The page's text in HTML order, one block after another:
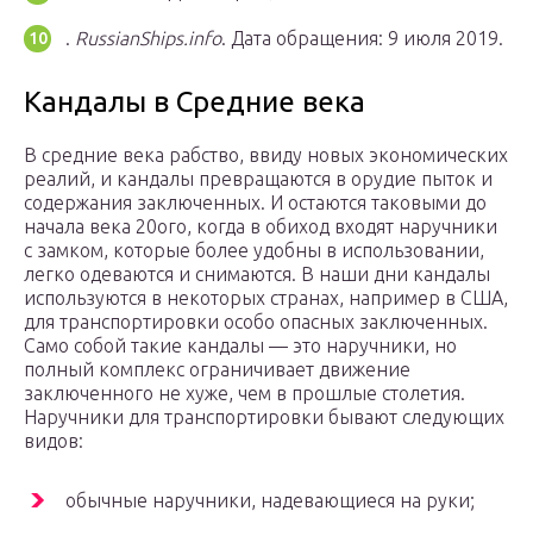
. RussianShips.info. Дата обращения: 9 июля 2019.
Кандалы в Средние века
В средние века рабство, ввиду новых экономических
реалий, и кандалы превращаются в орудие пыток и
содержания заключенных. И остаются таковыми до
начала века 20ого, когда в обиход входят наручники
с замком, которые более удобны в использовании,
легко одеваются и снимаются. В наши дни кандалы
используются в некоторых странах, например в США,
для транспортировки особо опасных заключенных.
Само собой такие кандалы — это наручники, но
полный комплекс ограничивает движение
заключенного не хуже, чем в прошлые столетия.
Наручники для транспортировки бывают следующих
видов:
обычные наручники, надевающиеся на руки;